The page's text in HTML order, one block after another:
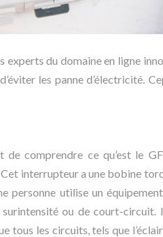
du domaine en ligne
les panne d’électricité.
comprendre ce qu’est le
interrupteur a une bobine
personne utilise un
ou de court-
les circuits, tels que